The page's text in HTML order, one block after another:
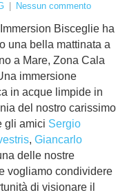
Nessun commento
Bisceglie ha
una bella mattinata a
a Mare, Zona Cala
immersione
in acque limpide in
del nostro carissimo
gli amici Sergio
, Giancarlo
delle nostre
vogliamo condividere
di visionare il